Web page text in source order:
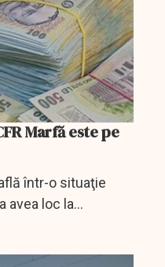
Marfă este pe
într-o situaţie
avea loc la
de ajutorul de stat